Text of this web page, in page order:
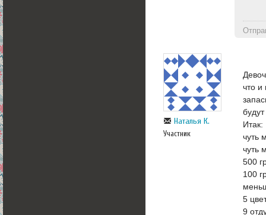
Наталья К.
Участник
что и
Итак:
чуть
чуть
500
100
5
9